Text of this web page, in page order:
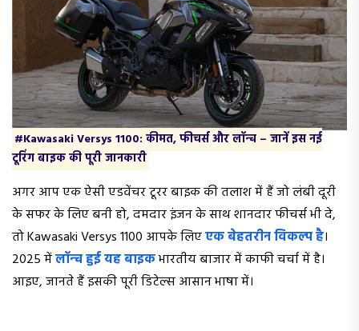
#Kawasaki Versys 1100: कीमत, फीचर्स और लॉन्च – जानें इस नई
टूरिंग बाइक की पूरी जानकारी
अगर आप एक ऐसी एडवेंचर टूरर बाइक की तलाश में हैं जो लंबी दूरी
के सफर के लिए बनी हो, दमदार इंजन के साथ शानदार फीचर्स भी दे,
तो Kawasaki Versys 1100 आपके लिएएक बेहतरीन विकल्प है।
2025 मेंलॉन्च हुई यह बाइकभारतीय बाजार में काफी चर्चा में है।
आइए, जानते हैं इसकी पूरी डिटेल्स आसान भाषा में।